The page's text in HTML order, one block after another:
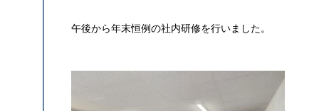
午後から年末恒例の社内研修を行いました。